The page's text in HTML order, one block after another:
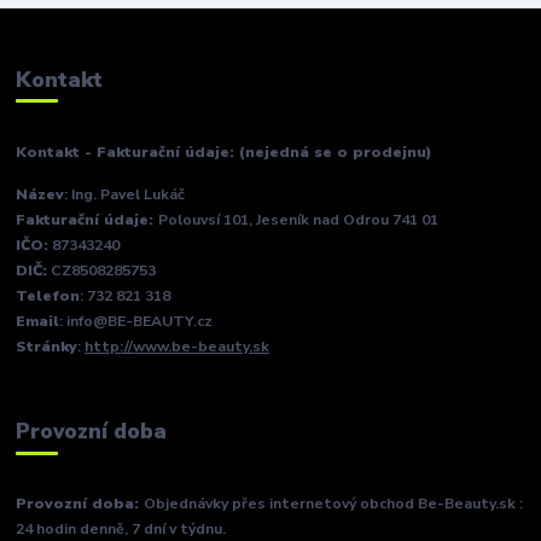
Kontakt
Kontakt - Fakturační údaje: (nejedná se o prodejnu)
Název: Ing. Pavel Lukáč
Fakturační údaje: Polouvsí 101, Jeseník nad Odrou 741 01
IČO: 87343240
DIČ: CZ8508285753
Telefon: 732 821 318
Email: info@BE-BEAUTY.cz
Stránky: http://www.be-beauty.sk
Provozní doba
Provozní doba: Objednávky přes internetový obchod Be-Beauty.sk :
24 hodin denně, 7 dní v týdnu.